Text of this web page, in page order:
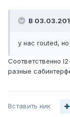
В
у нас routed,
Соответственно
разные
Вставить ник